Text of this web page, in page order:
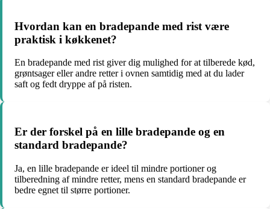
Hvordan kan en bradepande med rist være
praktisk i køkkenet?
En bradepande med rist giver dig mulighed for at tilberede kød,
grøntsager eller andre retter i ovnen samtidig med at du lader
saft og fedt dryppe af på risten.
Er der forskel på en lille bradepande og en
standard bradepande?
Ja, en lille bradepande er ideel til mindre portioner og
tilberedning af mindre retter, mens en standard bradepande er
bedre egnet til større portioner.